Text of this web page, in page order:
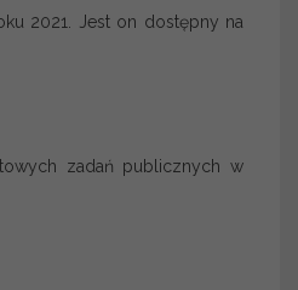
2021. Jest on dostępny na
zadań publicznych w